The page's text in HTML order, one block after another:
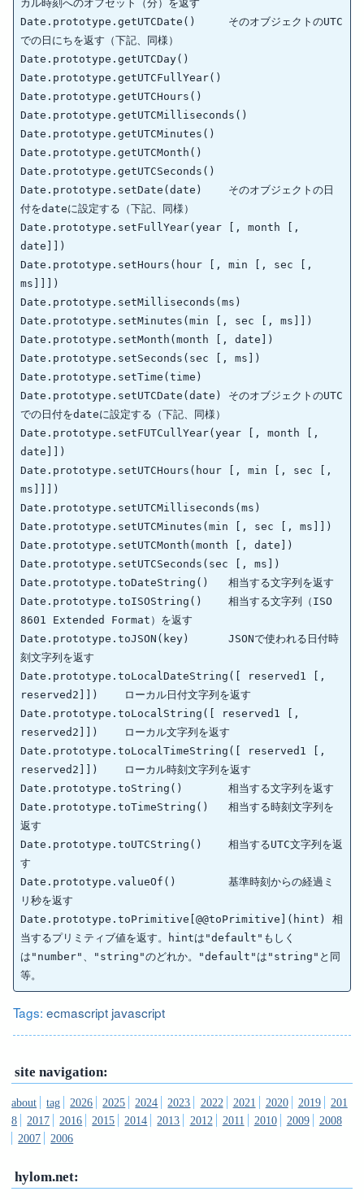
カル時刻へのオフセット（分）を返す
Date.prototype.getUTCDate()	そのオブジェクトのUTC
での日にちを返す（下記、同様）
Date.prototype.getUTCDay()
Date.prototype.getUTCFullYear()
Date.prototype.getUTCHours()
Date.prototype.getUTCMilliseconds()
Date.prototype.getUTCMinutes()
Date.prototype.getUTCMonth()
Date.prototype.getUTCSeconds()
Date.prototype.setDate(date)	そのオブジェクトの日
付をdateに設定する（下記、同様）
Date.prototype.setFullYear(year [, month [,
date]])
Date.prototype.setHours(hour [, min [, sec [,
ms]]])
Date.prototype.setMilliseconds(ms)
Date.prototype.setMinutes(min [, sec [, ms]])
Date.prototype.setMonth(month [, date])
Date.prototype.setSeconds(sec [, ms])
Date.prototype.setTime(time)
Date.prototype.setUTCDate(date)	そのオブジェクトのUTC
での日付をdateに設定する（下記、同様）
Date.prototype.setFUTCullYear(year [, month [,
date]])
Date.prototype.setUTCHours(hour [, min [, sec [,
ms]]])
Date.prototype.setUTCMilliseconds(ms)
Date.prototype.setUTCMinutes(min [, sec [, ms]])
Date.prototype.setUTCMonth(month [, date])
Date.prototype.setUTCSeconds(sec [, ms])
Date.prototype.toDateString()	相当する文字列を返す
Date.prototype.toISOString()	相当する文字列（ISO
8601 Extended Format）を返す
Date.prototype.toJSON(key)	JSONで使われる日付時
刻文字列を返す
Date.prototype.toLocalDateString([ reserved1 [,
reserved2]])	ローカル日付文字列を返す
Date.prototype.toLocalString([ reserved1 [,
reserved2]])	ローカル文字列を返す
Date.prototype.toLocalTimeString([ reserved1 [,
reserved2]])	ローカル時刻文字列を返す
Date.prototype.toString()	相当する文字列を返す
Date.prototype.toTimeString()	相当する時刻文字列を
返す
Date.prototype.toUTCString()	相当するUTC文字列を返
す
Date.prototype.valueOf()	基準時刻からの経過ミ
リ秒を返す
Date.prototype.toPrimitive[@@toPrimitive](hint)	相
当するプリミティブ値を返す。hintは"default"もしく
は"number"、"string"のどれか。"default"は"string"と同
Tags: ecmascript javascript
site navigation:
about tag 2026 2025 2024 2023 2022 2021 2020 2019
201
8
2017 2016 2015 2014 2013 2012 2011 2010 2009
2008
2007
2006
hylom.net: